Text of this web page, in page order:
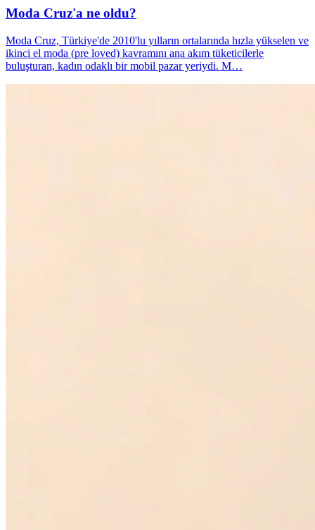
Moda Cruz'a ne oldu?
Moda Cruz, Türkiye'de 2010'lu yılların ortalarında hızla yükselen ve
ikinci el moda (pre loved) kavramını ana akım tüketicilerle
buluşturan, kadın odaklı bir mobil pazar yeriydi. M…